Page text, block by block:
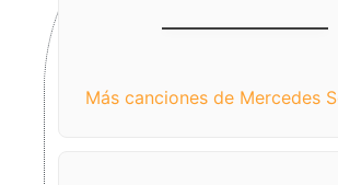
Gracias a la vida
Más canciones de Mercedes